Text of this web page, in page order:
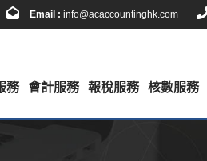
Email : info@acaccountinghk.com
務 會計服務 報稅服務 核數服務